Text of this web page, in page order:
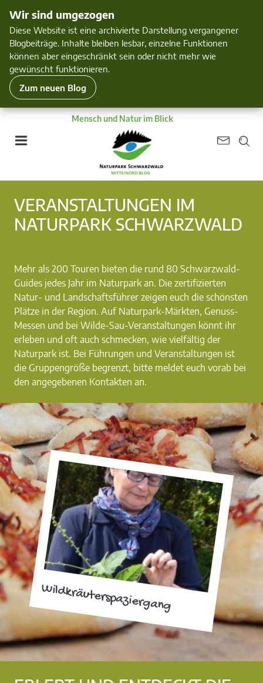
Wir sind umgezogen
Diese Website ist eine archivierte Darstellung vergangener
Blogbeiträge. Inhalte bleiben lesbar, einzelne Funktionen
können aber eingeschränkt sein oder nicht mehr wie
gewünscht funktionieren.
Zum neuen Blog
Mensch und Natur im Blick
Wildkräuterspaziergang
VERANSTALTUNGEN IM
NATURPARK SCHWARZWALD
Mehr als 200 Touren bieten die rund 80 Schwarzwald-
Guides jedes Jahr im Naturpark an. Die zertifizierten
Natur- und Landschaftsführer zeigen euch die schönsten
Plätze in der Region. Auf Naturpark-Märkten, Genuss-
Messen und bei Wilde-Sau-Veranstaltungen könnt ihr
erleben und oft auch schmecken, wie vielfältig der
Naturpark ist. Bei Führungen und Veranstaltungen ist
die Gruppengröße begrenzt, bitte meldet euch vorab bei
den angegebenen Kontakten an.